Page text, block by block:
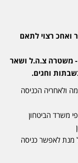
ואחכ רצוי לתאם
- משטרה צ.ה.ל ושאר
וחגים.
ולאחריה הכניסה
משרד הביטחון
מנת לאפשר כניסה